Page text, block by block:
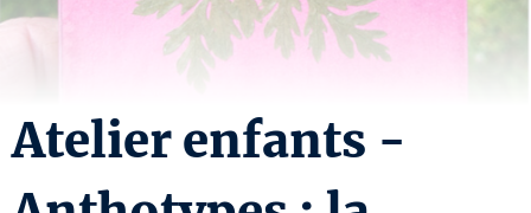
Atelier enfants -